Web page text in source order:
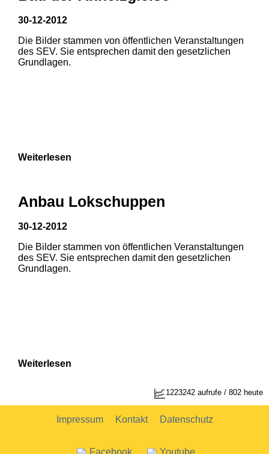
1 2 3
1 2
3
30-12-2012
Die Bilder stammen von öffentlichen Veranstaltungen
des SEV. Sie entsprechen damit den gesetzlichen
Grundlagen.
Weiterlesen
Anbau Lokschuppen
30-12-2012
Die Bilder stammen von öffentlichen Veranstaltungen
des SEV. Sie entsprechen damit den gesetzlichen
Grundlagen.
Weiterlesen
1223242 aufrufe / 802 heute
Impressum Kontakt Datenschutz